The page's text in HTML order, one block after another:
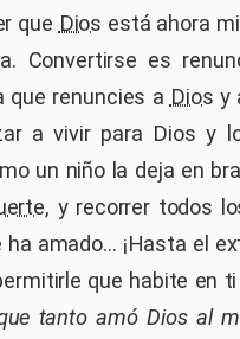
que Dios está ahora
Convertirse es
que renuncies a Dios y
a vivir para Dios y
un niño la deja en
, y recorrer todos
amado... ¡Hasta el
que habite en
tanto amó Dios al